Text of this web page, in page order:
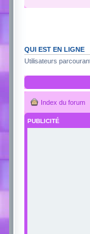
QUI EST EN LIGNE
Utilisateurs
Index du forum
PUBLICITÉ